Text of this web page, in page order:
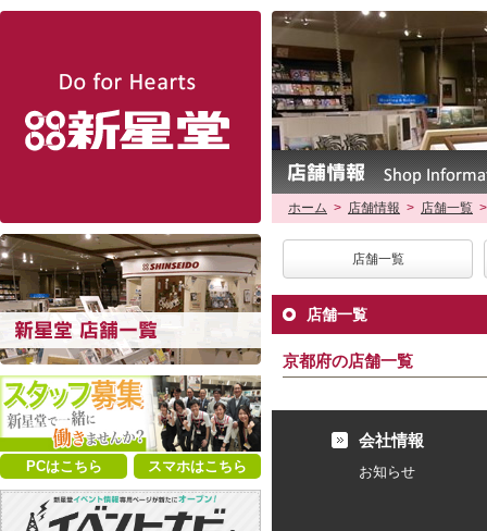
PCはこちら スマホはこちら
ホーム > 店舗情報 > 店舗一覧 >
店舗一覧
店舗一覧
京都府の店舗一覧
会社情報
お知らせ